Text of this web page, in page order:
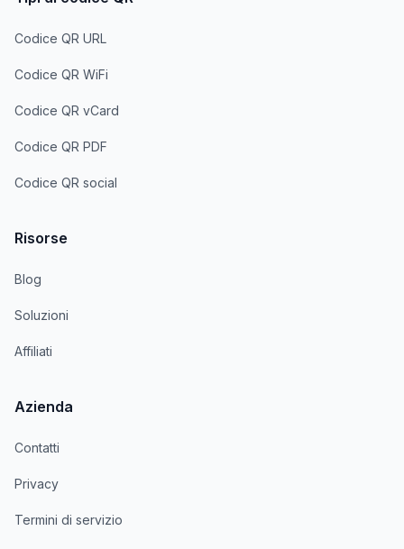
Codice QR URL
Codice QR WiFi
Codice QR vCard
Codice QR PDF
Codice QR social
Risorse
Blog
Soluzioni
Affiliati
Azienda
Contatti
Privacy
Termini di servizio